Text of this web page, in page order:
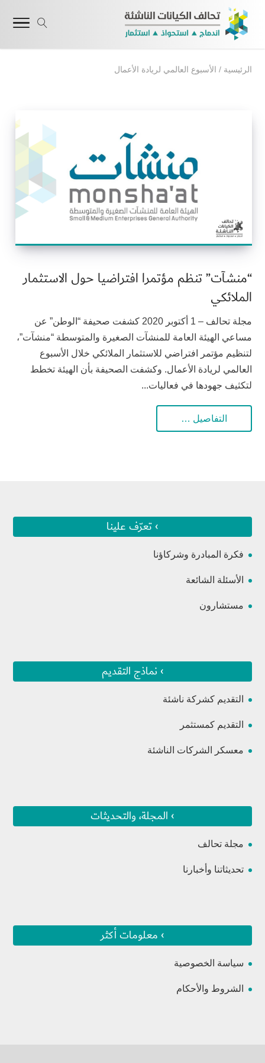
الرئيسية / الأسبوع العالمي لريادة الأعمال
“منشآت” تنظم مؤتمرا افتراضيا حول الاستثمار
الملائكي
مجلة تحالف – 1 أكتوبر 2020 كشفت صحيفة “الوطن” عن
مساعي الهيئة العامة للمنشآت الصغيرة والمتوسطة “منشآت”،
لتنظيم مؤتمر افتراضي للاستثمار الملائكي خلال الأسبوع
العالمي لريادة الأعمال. وكشفت الصحيفة بأن الهيئة تخطط
لتكثيف جهودها في فعاليات...
التفاصيل …
› تعرّف علينا
فكرة المبادرة وشركاؤنا
الأسئلة الشائعة
مستشارون
› نماذج التقديم
التقديم كشركة ناشئة
التقديم كمستثمر
معسكر الشركات الناشئة
› المجلة، والتحديثات
مجلة تحالف
تحديثاتنا وأخبارنا
› معلومات أكثر
سياسة الخصوصية
الشروط والأحكام